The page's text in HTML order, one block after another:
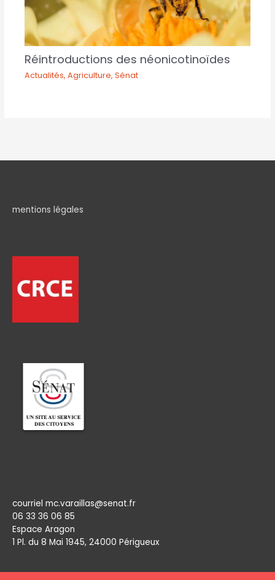
Réintroductions des néonicotinoïdes
Actualités,Agriculture,Sénat
mentions légales
courriel mc.varaillas@senat.fr
06 33 36 06 85
Espace Aragon
1 Pl. du 8 Mai 1945, 24000 Périgueux​